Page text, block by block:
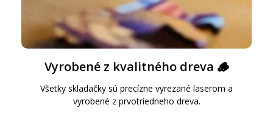
Vyrobené z kvalitného dreva 🪵
Všetky skladačky sú precízne vyrezané laserom a
vyrobené z prvotriedneho dreva.